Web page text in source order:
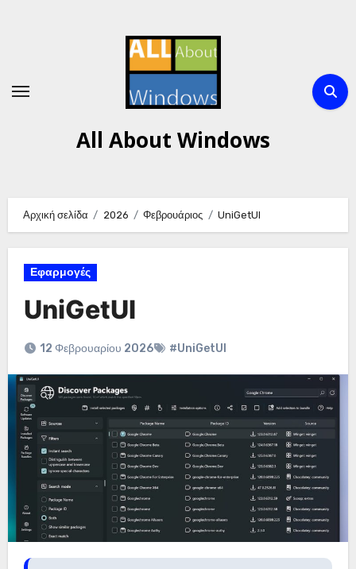
All About Windows
Αρχική σελίδα 2026 Φεβρουάριος UniGetUI
Εφαρμογές
UniGetUI
12 Φεβρουαρίου 2026 #UniGetUI